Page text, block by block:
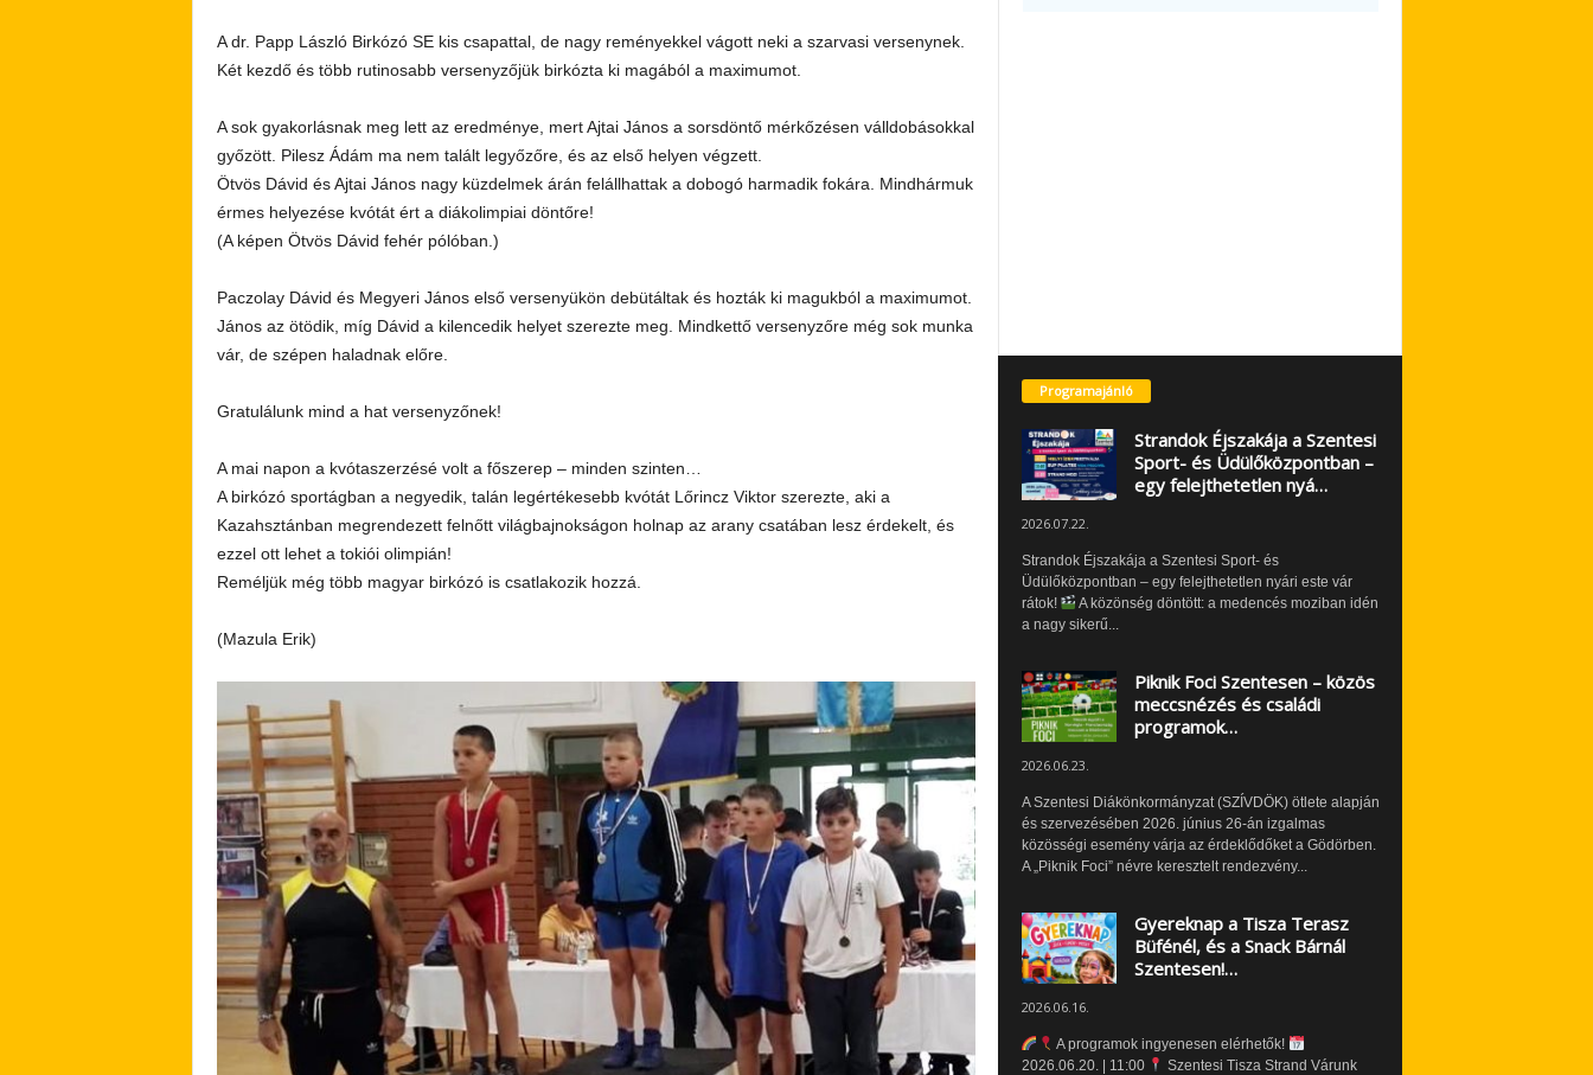
A dr. Papp László Birkózó SE kis csapattal, de nagy reményekkel vágott neki a szarvasi versenynek.
Két kezdő és több rutinosabb versenyzőjük birkózta ki magából a maximumot.
A sok gyakorlásnak meg lett az eredménye, mert Ajtai János a sorsdöntő mérkőzésen válldobásokkal
győzött. Pilesz Ádám ma nem talált legyőzőre, és az első helyen végzett.
Ötvös Dávid és Ajtai János nagy küzdelmek árán felállhattak a dobogó harmadik fokára. Mindhármuk
érmes helyezése kvótát ért a diákolimpiai döntőre!
(A képen Ötvös Dávid fehér pólóban.)
Paczolay Dávid és Megyeri János első versenyükön debütáltak és hozták ki magukból a maximumot.
János az ötödik, míg Dávid a kilencedik helyet szerezte meg. Mindkettő versenyzőre még sok munka
vár, de szépen haladnak előre.
Gratulálunk mind a hat versenyzőnek!
A mai napon a kvótaszerzésé volt a főszerep – minden szinten…
A birkózó sportágban a negyedik, talán legértékesebb kvótát Lőrincz Viktor szerezte, aki a
Kazahsztánban megrendezett felnőtt világbajnokságon holnap az arany csatában lesz érdekelt, és
ezzel ott lehet a tokiói olimpián!
Reméljük még több magyar birkózó is csatlakozik hozzá.
(Mazula Erik)
Programajánló
Strandok Éjszakája a Szentesi
Sport- és Üdülőközpontban –
egy felejthetetlen nyá…
2026.07.22.
Strandok Éjszakája a Szentesi Sport- és
Üdülőközpontban – egy felejthetetlen nyári este vár
rátok!
A közönség döntött: a medencés moziban idén
a nagy sikerű...
Piknik Foci Szentesen – közös
meccsnézés és családi
programok…
2026.06.23.
A Szentesi Diákönkormányzat (SZÍVDÖK) ötlete alapján
és szervezésében 2026. június 26-án izgalmas
közösségi esemény várja az érdeklődőket a Gödörben.
A „Piknik Foci” névre keresztelt rendezvény...
Gyereknap a Tisza Terasz
Büfénél, és a Snack Bárnál
Szentesen!…
2026.06.16.
A programok ingyenesen elérhetők!
2026.06.20. | 11:00
Szentesi Tisza Strand Várunk